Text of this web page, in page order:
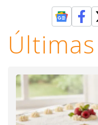
Últimas